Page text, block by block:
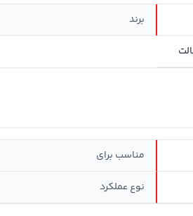
برند
مناسب برای
نوع عملکرد